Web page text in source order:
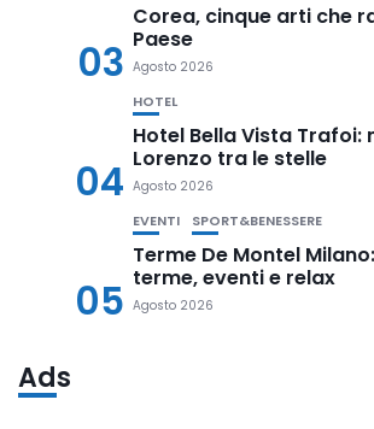
03
Corea, cinque arti che
Paese
Agosto 2026
04
HOTEL
Hotel Bella Vista Trafoi:
Lorenzo tra le stelle
Agosto 2026
05
EVENTI SPORT&BENESSERE
Terme De Montel
terme, eventi e relax
Agosto 2026
Ads